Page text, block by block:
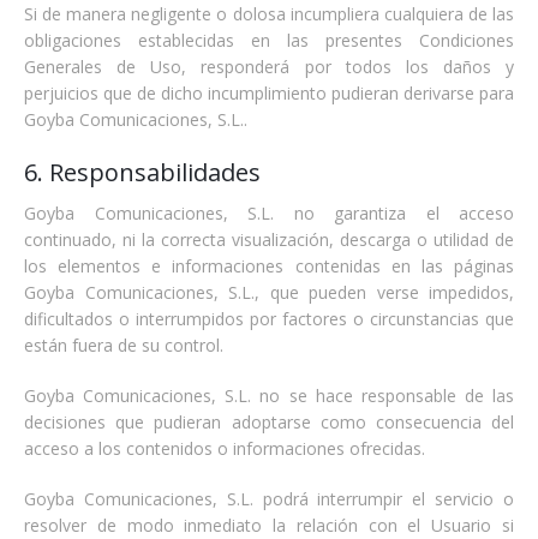
Si de manera negligente o dolosa incumpliera cualquiera de las
obligaciones establecidas en las presentes Condiciones
Generales de Uso, responderá por todos los daños y
perjuicios que de dicho incumplimiento pudieran derivarse para
Goyba Comunicaciones, S.L..
6. Responsabilidades
Goyba Comunicaciones, S.L. no garantiza el acceso
continuado, ni la correcta visualización, descarga o utilidad de
los elementos e informaciones contenidas en las páginas
Goyba Comunicaciones, S.L., que pueden verse impedidos,
dificultados o interrumpidos por factores o circunstancias que
están fuera de su control.
Goyba Comunicaciones, S.L. no se hace responsable de las
decisiones que pudieran adoptarse como consecuencia del
acceso a los contenidos o informaciones ofrecidas.
Goyba Comunicaciones, S.L. podrá interrumpir el servicio o
resolver de modo inmediato la relación con el Usuario si